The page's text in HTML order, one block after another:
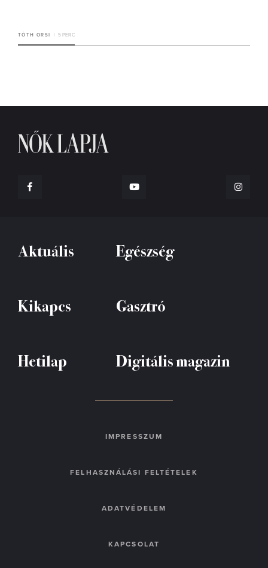
TÓTH ORSI 5 PERC
Aktuális Egészség
Kikapcs Gasztró
Hetilap Digitális magazin
IMPRESSZUM
FELHASZNÁLÁSI FELTÉTELEK
ADATVÉDELEM
KAPCSOLAT